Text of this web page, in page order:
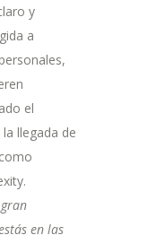
y
a
el
llegada de
en las